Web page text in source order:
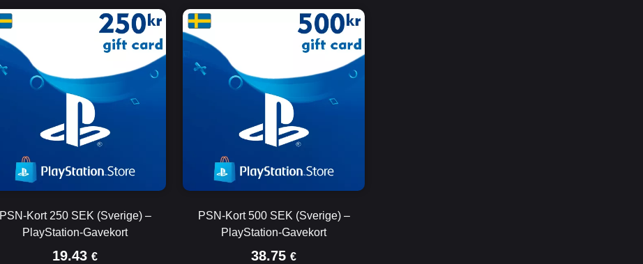
PSN-Kort 250 SEK (Sverige) –
PlayStation-Gavekort
19.43 €
PSN-Kort 500 SEK (Sverige) –
PlayStation-Gavekort
38.75 €